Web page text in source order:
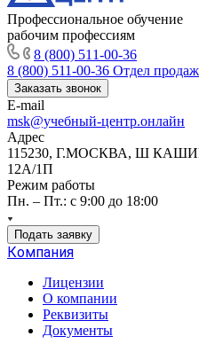
Профессиональное обучение
рабочим профессиям
8 (800) 511-00-36
8 (800) 511-00-36 Отдел продаж
Заказать звонок
E-mail
msk@учебный-центр.онлайн
Адрес
115230, Г.МОСКВА, Ш
12А/1П
Режим работы
Пн. – Пт.: с 9:00 до 18:00
Подать заявку
Компания
Лицензии
О компании
Реквизиты
Документы